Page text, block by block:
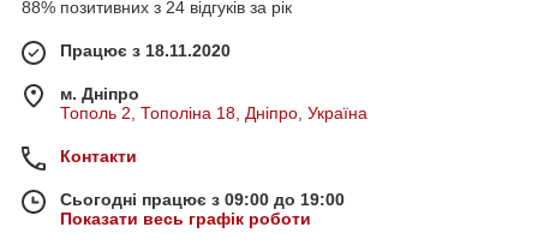
88% позитивних з 24 відгуків за рік
Працює з 18.11.2020
м. Дніпро
Тополь 2, Тополіна 18, Дніпро, Україна
Контакти
Сьогодні працює з 09:00 до 19:00
Показати весь графік роботи